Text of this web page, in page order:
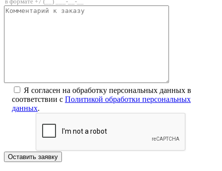
Я согласен на обработку персональных данных в
соответствии с Политикой обработки персональных
данных.